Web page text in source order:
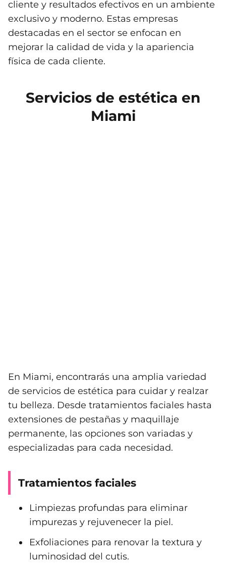
cliente y resultados efectivos en un ambiente
exclusivo y moderno. Estas empresas
destacadas en el sector se enfocan en
mejorar la calidad de vida y la apariencia
física de cada cliente.
Servicios de estética en
Miami
En Miami, encontrarás una amplia variedad
de servicios de estética para cuidar y realzar
tu belleza. Desde tratamientos faciales hasta
extensiones de pestañas y maquillaje
permanente, las opciones son variadas y
especializadas para cada necesidad.
Tratamientos faciales
Limpiezas profundas para eliminar
impurezas y rejuvenecer la piel.
Exfoliaciones para renovar la textura y
luminosidad del cutis.